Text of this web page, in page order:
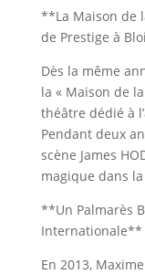
**La Maison de
de Prestige à
Dès la même
la « Maison de
théâtre dédié à
Pendant deux
scène James
magique dans
**Un Palmarès
Internationale**
En 2013,